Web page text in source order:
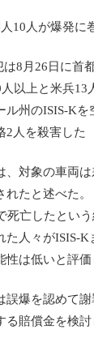
10人が爆発に
は8月26日に首
以上と米兵
ル州のISIS-K
2人を殺害した
、対象の車両
れたと述べた
死亡したとい
た人々がISIS-
は低いと評価
誤爆を認めて
賠償金を検討